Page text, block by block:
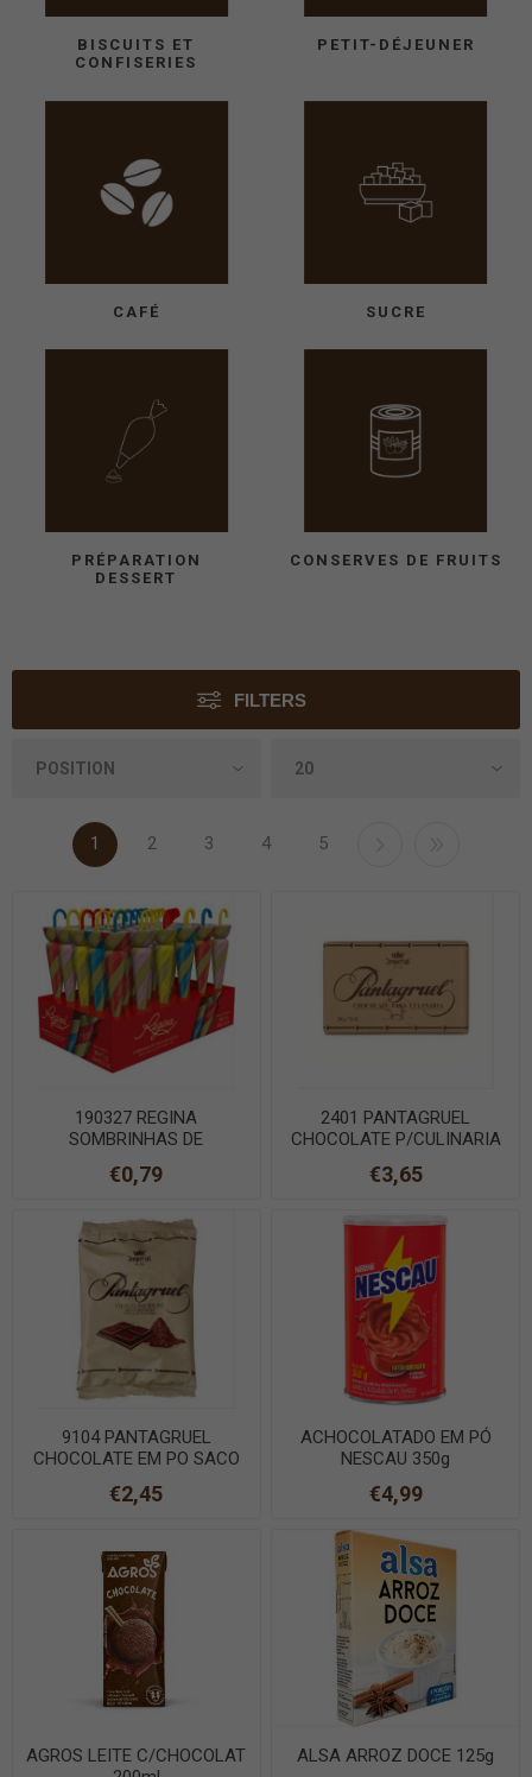
BISCUITS ET
CONFISERIES
PETIT-DÉJEUNER
CAFÉ SUCRE
PRÉPARATION
DESSERT
CONSERVES DE FRUITS
FILTERS
1 2 3 4 5
190327 REGINA
SOMBRINHAS DE
€0,79
2401 PANTAGRUEL
CHOCOLATE P/CULINARIA
€3,65
9104 PANTAGRUEL
CHOCOLATE EM PO SACO
€2,45
ACHOCOLATADO EM PÓ
NESCAU 350g
€4,99
AGROS LEITE C/CHOCOLAT
ALSA ARROZ DOCE 125g